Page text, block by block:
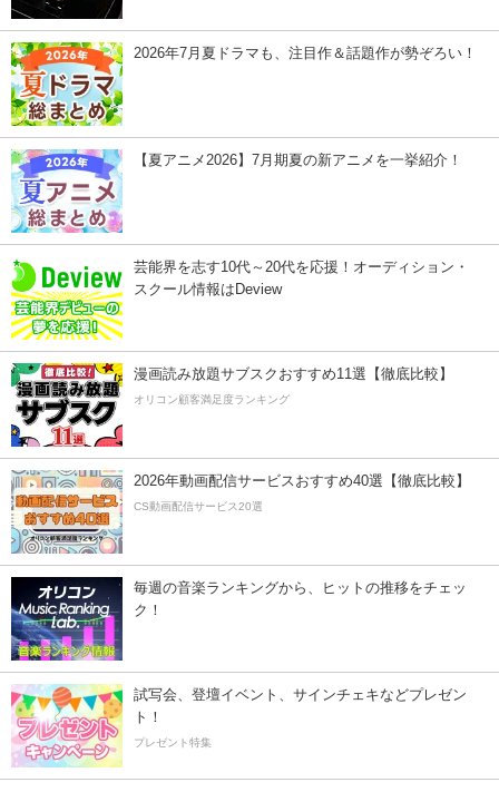
2026年7月夏ドラマも、注目作＆話題作が勢ぞろい！
【夏アニメ2026】7月期夏の新アニメを一挙紹介！
芸能界を志す10代～20代を応援！オーディション・
スクール情報はDeview
漫画読み放題サブスクおすすめ11選【徹底比較】
オリコン顧客満足度ランキング
2026年動画配信サービスおすすめ40選【徹底比較】
CS動画配信サービス20選
毎週の音楽ランキングから、ヒットの推移をチェッ
ク！
試写会、登壇イベント、サインチェキなどプレゼン
ト！
プレゼント特集